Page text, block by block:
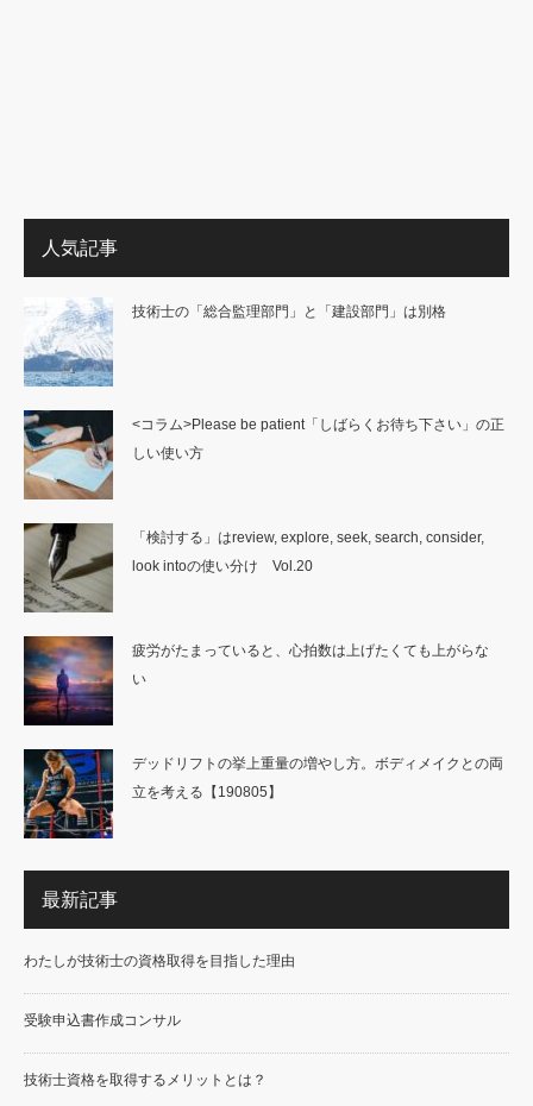
人気記事
技術士の「総合監理部門」と「建設部門」は別格
<コラム>Please be patient「しばらくお待ち下さい」の正
しい使い方
「検討する」はreview, explore, seek, search, consider,
look intoの使い分け Vol.20
疲労がたまっていると、心拍数は上げたくても上がらな
い
デッドリフトの挙上重量の増やし方。ボディメイクとの両
立を考える【190805】
最新記事
わたしが技術士の資格取得を目指した理由
受験申込書作成コンサル
技術士資格を取得するメリットとは？